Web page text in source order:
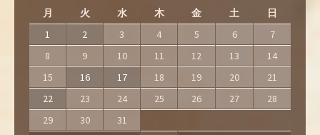
月 火 水 木 金 土 日
1 2 3 4 5 6
7
8
9 10 11 12 13
14
15
16 17 18 19 20
21
22
23 24 25 26 27
28
29
30 31